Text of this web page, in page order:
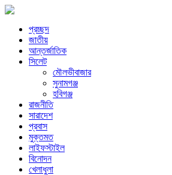
প্রচ্ছদ
জাতীয়
আন্তর্জাতিক
সিলেট
মৌলভীবাজার
সুনামগঞ্জ
হবিগঞ্জ
রাজনীতি
সারাদেশ
প্রবাস
মুক্তমত
লাইফস্টাইল
বিনোদন
খেলাধুলা